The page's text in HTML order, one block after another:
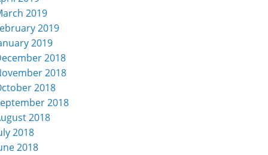
2019
2019
2019
2018
2018
2018
2018
2018
2018
2018